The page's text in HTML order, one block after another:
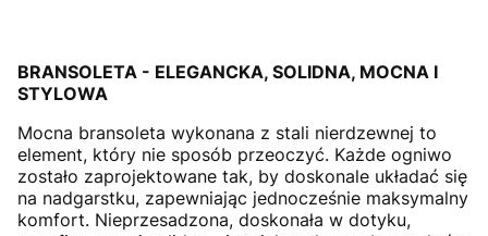
BRANSOLETA - ELEGANCKA, SOLIDNA, MOCNA I
STYLOWA
Mocna bransoleta wykonana z stali nierdzewnej to
element, który nie sposób przeoczyć. Każde ogniwo
zostało zaprojektowane tak, by doskonale układać się
na nadgarstku, zapewniając jednocześnie maksymalny
komfort. Nieprzesadzona, doskonała w dotyku,